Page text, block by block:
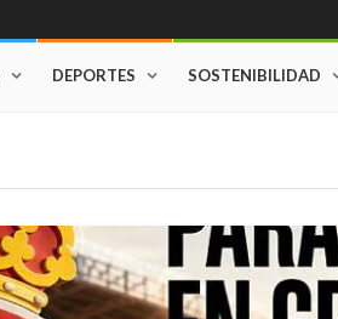
DEPORTES SOSTENIBILIDAD